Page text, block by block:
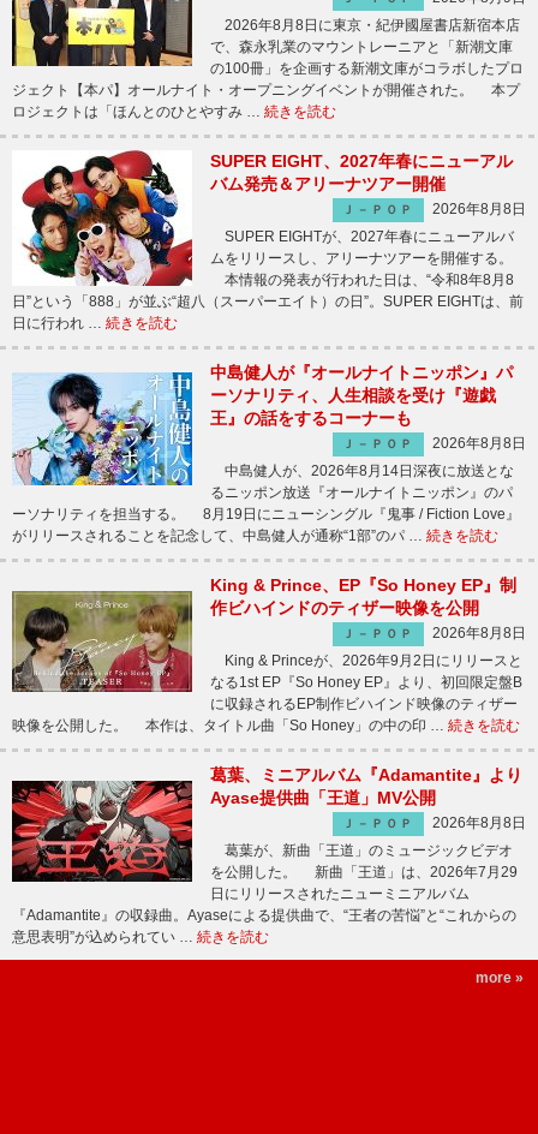
2026年8月8日に東京・紀伊國屋書店新宿本店
で、森永乳業のマウントレーニアと「新潮文庫
の100冊」を企画する新潮文庫がコラボしたプロ
ジェクト【本パ】オールナイト・オープニングイベントが開催された。 本プ
ロジェクトは「ほんとのひとやすみ … 続きを読む
SUPER EIGHT、2027年春にニューアル
バム発売＆アリーナツアー開催
Ｊ－ＰＯＰ
2026年8月8日
SUPER EIGHTが、2027年春にニューアルバ
ムをリリースし、アリーナツアーを開催する。
本情報の発表が行われた日は、“令和8年8月8
日”という「888」が並ぶ“超八（スーパーエイト）の日”。SUPER EIGHTは、前
日に行われ … 続きを読む
中島健人が『オールナイトニッポン』パ
ーソナリティ、人生相談を受け『遊戯
王』の話をするコーナーも
Ｊ－ＰＯＰ
2026年8月8日
中島健人が、2026年8月14日深夜に放送とな
るニッポン放送『オールナイトニッポン』のパ
ーソナリティを担当する。 8月19日にニューシングル『鬼事 / Fiction Love』
がリリースされることを記念して、中島健人が通称“1部”のパ … 続きを読む
King & Prince、EP『So Honey EP』制
作ビハインドのティザー映像を公開
Ｊ－ＰＯＰ
2026年8月8日
King & Princeが、2026年9月2日にリリースと
なる1st EP『So Honey EP』より、初回限定盤B
に収録されるEP制作ビハインド映像のティザー
映像を公開した。 本作は、タイトル曲「So Honey」の中の印 … 続きを読む
葛葉、ミニアルバム『Adamantite』より
Ayase提供曲「王道」MV公開
Ｊ－ＰＯＰ
2026年8月8日
葛葉が、新曲「王道」のミュージックビデオ
を公開した。 新曲「王道」は、2026年7月29
日にリリースされたニューミニアルバム
『Adamantite』の収録曲。Ayaseによる提供曲で、“王者の苦悩”と“これからの
意思表明”が込められてい … 続きを読む
more »